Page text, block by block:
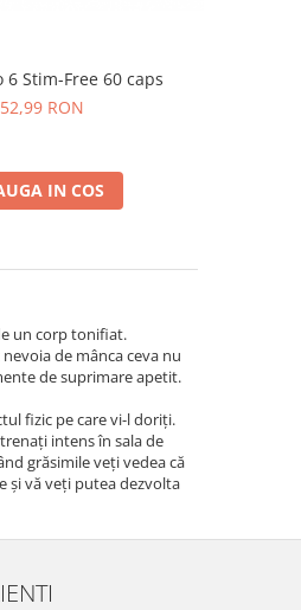
6 Stim-Free 60 caps
RON
IN COS
un corp tonifiat.
de mânca ceva nu
de suprimare apetit.
fizic pe care vi-l doriți.
intens în sala de
grăsimile veți vedea că
și vă veți putea dezvolta